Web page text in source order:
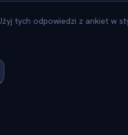
tych odpowiedzi z ankiet w